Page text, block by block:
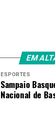
EM
ESPORTES
Sampaio
Nacional de